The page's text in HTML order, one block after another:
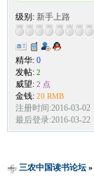
级别: 新手上路
精华: 0
发帖: 2
威望: 2 点
金钱: 20 RMB
注册时间:2016-03-02
最后登录:2016-03-22
三农中国读书论坛»